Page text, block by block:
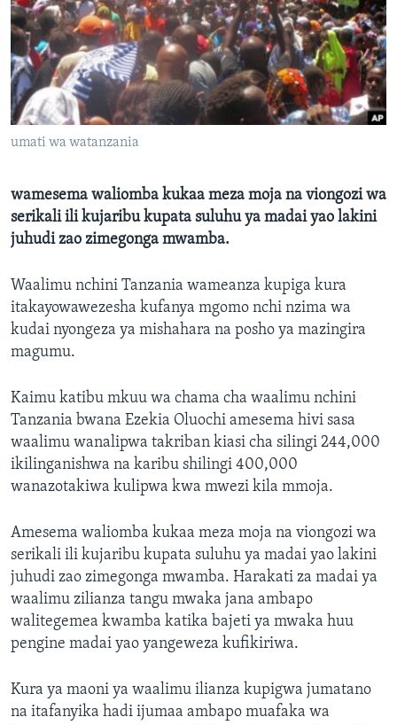
umati wa watanzania
wamesema waliomba kukaa meza moja na viongozi wa
serikali ili kujaribu kupata suluhu ya madai yao lakini
juhudi zao zimegonga mwamba.
Waalimu nchini Tanzania wameanza kupiga kura
itakayowawezesha kufanya mgomo nchi nzima wa
kudai nyongeza ya mishahara na posho ya mazingira
magumu.
Kaimu katibu mkuu wa chama cha waalimu nchini
Tanzania bwana Ezekia Oluochi amesema hivi sasa
waalimu wanalipwa takriban kiasi cha silingi 244,000
ikilinganishwa na karibu shilingi 400,000
wanazotakiwa kulipwa kwa mwezi kila mmoja.
Amesema waliomba kukaa meza moja na viongozi wa
serikali ili kujaribu kupata suluhu ya madai yao lakini
juhudi zao zimegonga mwamba. Harakati za madai ya
waalimu zilianza tangu mwaka jana ambapo
walitegemea kwamba katika bajeti ya mwaka huu
pengine madai yao yangeweza kufikiriwa.
Kura ya maoni ya waalimu ilianza kupigwa jumatano
na itafanyika hadi ijumaa ambapo muafaka wa